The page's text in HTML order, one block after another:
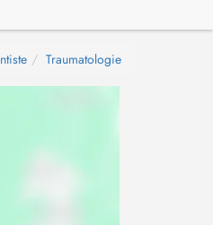
Traumatologie